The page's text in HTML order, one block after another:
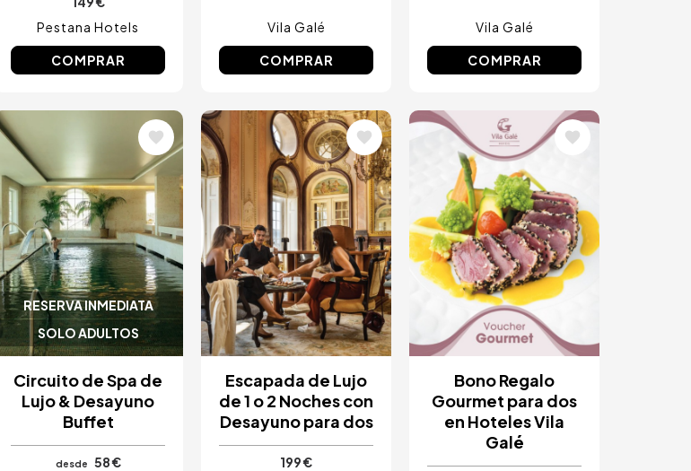
Pestana Hotels
COMPRAR
Vila Galé
COMPRAR
Vila Galé
COMPRAR
RESERVA INMEDIATA
SOLO ADULTOS
Image
Circuito de Spa de
Lujo & Desayuno
Buffet
desde
58 €
Image
Escapada de Lujo
de 1 o 2 Noches con
Desayuno para dos
199 €
Image
Bono Regalo
Gourmet para dos
en Hoteles Vila
Galé